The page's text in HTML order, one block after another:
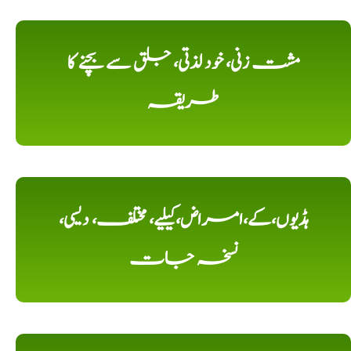
مشت زنی، خود لذتی، جلق سے بچنے کا
طریقہ
ہڈیوں،کے،امراض،کیلیے، مختلف، دیسی،
نسخہ جات